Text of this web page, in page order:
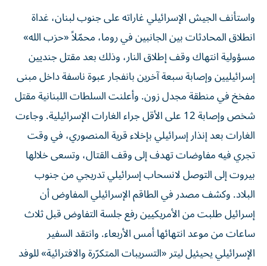
واستأنف الجيش الإسرائيلي غاراته على جنوب لبنان، غداة
انطلاق المحادثات بين الجانبين في روما، محمّلاً «حزب الله»
مسؤولية انتهاك وقف إطلاق النار، وذلك بعد مقتل جنديين
إسرائيليين وإصابة سبعة آخرين بانفجار عبوة ناسفة داخل مبنى
مفخخ في منطقة مجدل زون. وأعلنت السلطات اللبنانية مقتل
شخص وإصابة 12 على الأقل جراء الغارات الإسرائيلية. وجاءت
الغارات بعد إنذار إسرائيلي بإخلاء قرية المنصوري، في وقت
تجري فيه مفاوضات تهدف إلى وقف القتال، وتسعى خلالها
بيروت إلى التوصل لانسحاب إسرائيلي تدريجي من جنوب
البلاد. وكشف مصدر في الطاقم الإسرائيلي المفاوض أن
إسرائيل طلبت من الأمريكيين رفع جلسة التفاوض قبل ثلاث
ساعات من موعد انتهائها أمس الأربعاء. وانتقد السفير
الإسرائيلي يحيئيل ليتر «التسريبات المتكرّرة والافترائية» للوفد